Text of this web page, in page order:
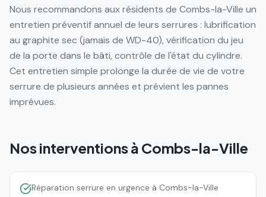
Nous recommandons aux résidents de Combs-la-Ville un
entretien préventif annuel de leurs serrures : lubrification
au graphite sec (jamais de WD-40), vérification du jeu
de la porte dans le bâti, contrôle de l'état du cylindre.
Cet entretien simple prolonge la durée de vie de votre
serrure de plusieurs années et prévient les pannes
imprévues.
Nos interventions à Combs-la-Ville
Réparation serrure en urgence à Combs-la-Ville